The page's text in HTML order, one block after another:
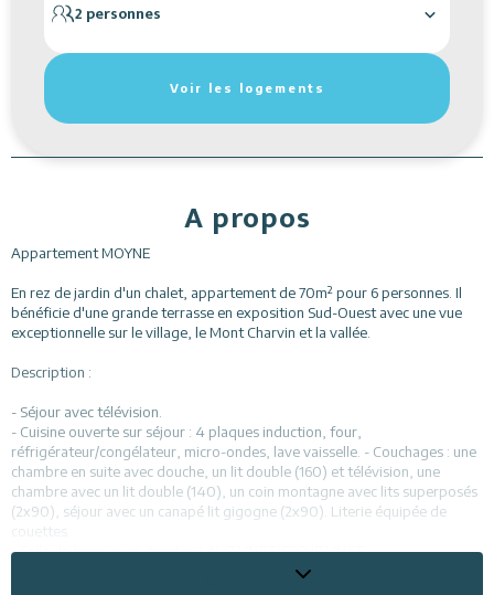
2 personnes
Voir les logements
A propos
Appartement MOYNE
En rez de jardin d'un chalet, appartement de 70m² pour 6 personnes. Il
bénéficie d'une grande terrasse en exposition Sud-Ouest avec une vue
exceptionnelle sur le village, le Mont Charvin et la vallée.
Description :
- Séjour avec télévision.
- Cuisine ouverte sur séjour : 4 plaques induction, four,
réfrigérateur/congélateur, micro-ondes, lave vaisselle. - Couchages : une
chambre en suite avec douche, un lit double (160) et télévision, une
chambre avec un lit double (140), un coin montagne avec lits superposés
(2x90), séjour avec un canapé lit gigogne (2x90). Literie équipée de
couettes.
- Salle de bains avec douche, LAVE LINGE/SECHE LINGE.